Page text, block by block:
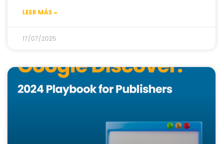
LEER MÁS »
17/07/2025